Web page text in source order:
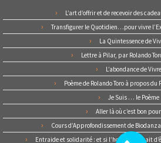
L’art d’offrir et de recevoir des
Transfigurer le Quotidien…pour vivre
La Quintessence de
Lettre à Pilar, par Rolando
L’abondance de Vivre
Poème de Rolando Toro à propos
Je Suis … le Poème
Aller là où c’est bon
Cours d’Approfondissement de
Entraide et solidarité : et si l’homme cessait